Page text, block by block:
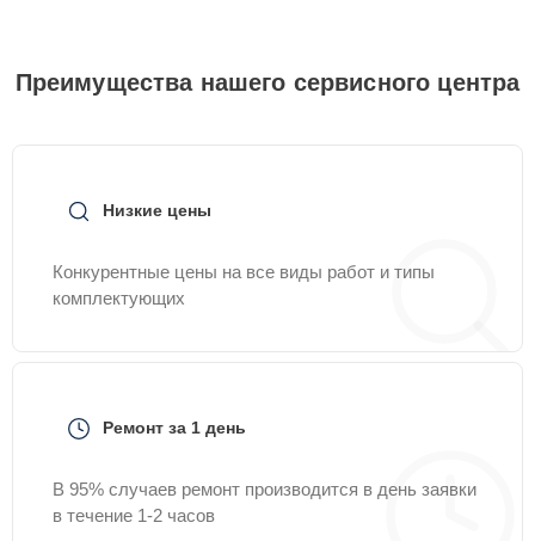
Преимущества нашего сервисного центра
Низкие цены
Конкурентные цены на все виды работ и типы
комплектующих
Ремонт за 1 день
В 95% случаев ремонт производится в день заявки
в течение 1-2 часов